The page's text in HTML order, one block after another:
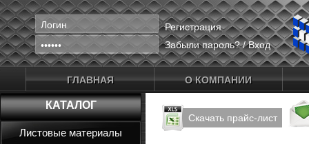
Регистрация
Забыли пароль?/Вход
ГЛАВНАЯ О КОМПАНИИ
КАТАЛОГ
Листовые материалы
Скачать прайс-лист